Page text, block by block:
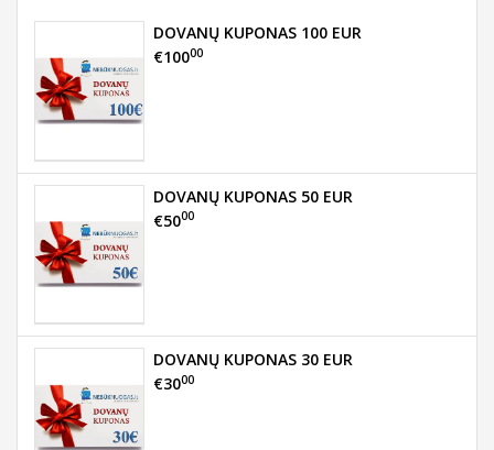
DOVANŲ KUPONAS 100 EUR
€10000
DOVANŲ KUPONAS 50 EUR
€5000
DOVANŲ KUPONAS 30 EUR
€3000